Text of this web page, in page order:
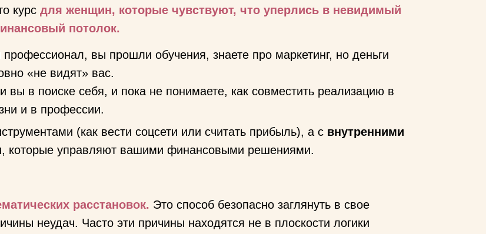
курс для женщин, которые чувствуют, что уперлись в невидимый
потолок.
(как вести соцсети или считать прибыль), а с внутренними
которые управляют вашими финансовыми решениями.
расстановок. Это способ безопасно заглянуть в свое
неудач. Часто эти причины находятся не в плоскости логики
вы прошли обучения, знаете про маркетинг, но деньги
«не видят» вас.
вы в поиске себя, и пока не понимаете, как совместить реализацию в
и в профессии.